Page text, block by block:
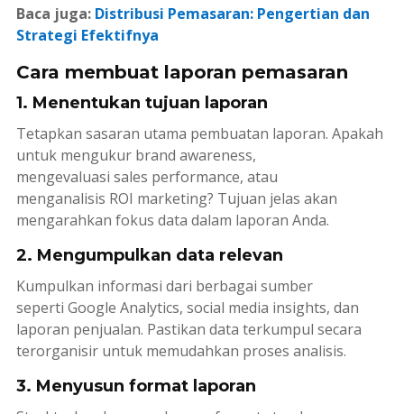
Baca juga: Distribusi Pemasaran: Pengertian dan
Strategi Efektifnya
Cara membuat laporan pemasaran
1. Menentukan tujuan laporan
Tetapkan sasaran utama pembuatan laporan. Apakah
untuk mengukur brand awareness,
mengevaluasi sales performance, atau
menganalisis ROI marketing? Tujuan jelas akan
mengarahkan fokus data dalam laporan Anda.
2. Mengumpulkan data relevan
Kumpulkan informasi dari berbagai sumber
seperti Google Analytics, social media insights, dan
laporan penjualan. Pastikan data terkumpul secara
terorganisir untuk memudahkan proses analisis.
3. Menyusun format laporan